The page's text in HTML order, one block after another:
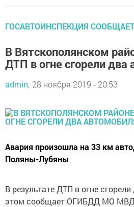
ГОСАВТОИНСПЕКЦИЯ СООБЩАЕТ
В Вятскополянском
ДТП в огне сгорели два
admin, 28 ноября 2019 - 20:53
Авария произошла на 33 км
Поляны-Лубяны
В результате ДТП в огне
этом сообщает ОГИБДД МО